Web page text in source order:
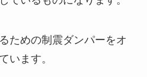
ための制震ダンパーをオ
います。